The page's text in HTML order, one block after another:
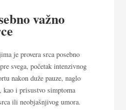
važno
je provera srca posebno
svega, početak intenzivnog
nakon duže pauze, naglo
kao i prisustvo simptoma
ili neobjašnjivog umora.